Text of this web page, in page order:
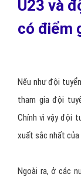
U23 và
có điểm
Nếu như đội
tham gia đội
Chính vì vậy đội
xuất sắc nhất
Ngoài ra, ở các